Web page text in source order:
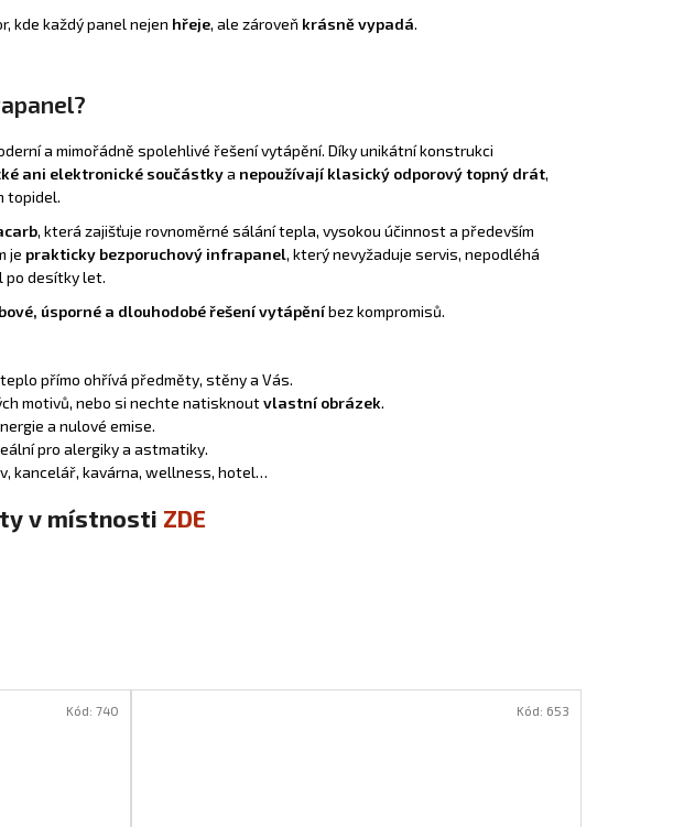
kde každý panel nejen hřeje, ale zároveň krásně vypadá.
a mimořádně spolehlivé řešení vytápění. Díky unikátní konstrukci
ani elektronické součástkya nepoužívají klasický odporový topný drát,
topidel.
, která zajišťuje rovnoměrné sálání tepla, vysokou účinnost a především
je prakticky bezporuchový infrapanel, který nevyžaduje servis, nepodléhá
po desítky let.
úsporné a dlouhodobé řešení vytápěníbez kompromisů.
přímo ohřívá předměty, stěny a Vás.
motivů, nebo si nechte natisknoutvlastní obrázek.
a nulové emise.
pro alergiky a astmatiky.
kancelář, kavárna, wellness, hotel…
v místnosti ZDE
Kód: 740 Kód: 653